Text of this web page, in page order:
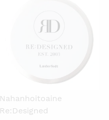
Nahanhoitoaine
Re:Designed